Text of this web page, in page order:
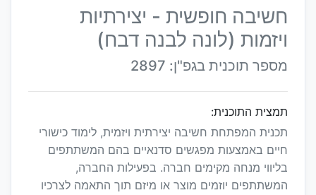
חשיבה חופשית - יצירתיות
ויזמות (לונה לבנה דבח)
מספר תוכנית בגפ"ן: 2897
תמצית התוכנית:
תכנית המפתחת חשיבה יצירתית ויזמית, לימוד כישורי
חיים באמצעות מפגשים סדנאיים בהם המשתתפים
בליווי מנחה מקימים חברה. בפעילות החברה,
המשתתפים יוזמים מוצר או מיזם תוך התאמה לצרכיו